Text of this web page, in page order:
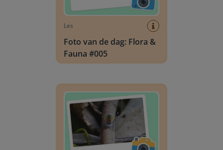
Les
Foto van de dag: Flora &
Fauna #005